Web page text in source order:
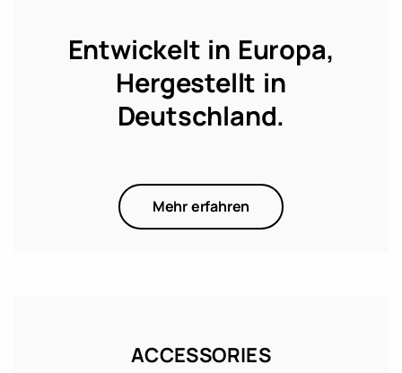
Entwickelt in Europa,
Hergestellt in
Deutschland.
Mehr erfahren
ACCESSORIES